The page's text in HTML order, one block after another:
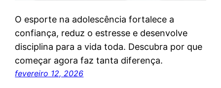
O esporte na adolescência fortalece a
confiança, reduz o estresse e desenvolve
disciplina para a vida toda. Descubra por que
começar agora faz tanta diferença.
fevereiro 12, 2026